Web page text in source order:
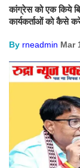
कांग्रेस को एक किये
कार्यकर्ताओं को कैसे
By rneadmin Mar